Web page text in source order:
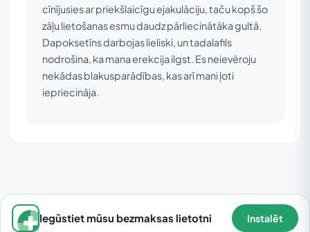
cīnījusies ar priekšlaicīgu ejakulāciju, taču kopš šo
zāļu lietošanas esmu daudz pārliecinātāka gultā.
Dapoksetīns darbojas lieliski, un tadalafils
nodrošina, ka mana erekcija ilgst. Es neievēroju
nekādas blakusparādības, kas arī mani ļoti
iepriecināja.
Iegūstiet mūsu bezmaksas lietotni Instalēt